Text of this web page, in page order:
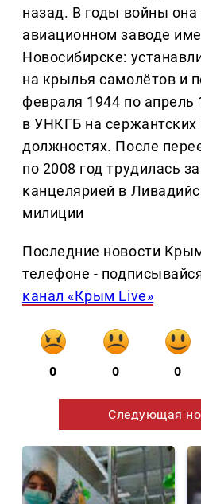
назад. В годы войны она
авиационном заводе
Новосибирске:
на крылья самолётов и
февраля 1944 по апрель
в УНКГБ на сержантских
должностях. После
по 2008 год трудилась
канцелярией в
милиции
Последние новости
телефоне -
канал «Крым Live»
0 0 0
Следующая